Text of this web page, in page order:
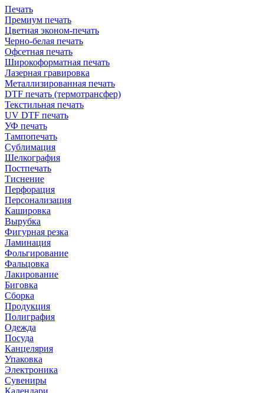
Печать
Премиум печать
Цветная эконом-печать
Черно-белая печать
Офсетная печать
Широкоформатная печать
Лазерная гравировка
Металлизированная печать
DTF печать (термотрансфер)
Текстильная печать
UV DTF печать
УФ печать
Тампопечать
Сублимация
Шелкография
Постпечать
Тиснение
Перфорация
Персонализация
Кашировка
Вырубка
Фигурная резка
Ламинация
Фольгирование
Фальцовка
Лакирование
Биговка
Сборка
Продукция
Полиграфия
Одежда
Посуда
Канцелярия
Упаковка
Электроника
Сувениры
Календари